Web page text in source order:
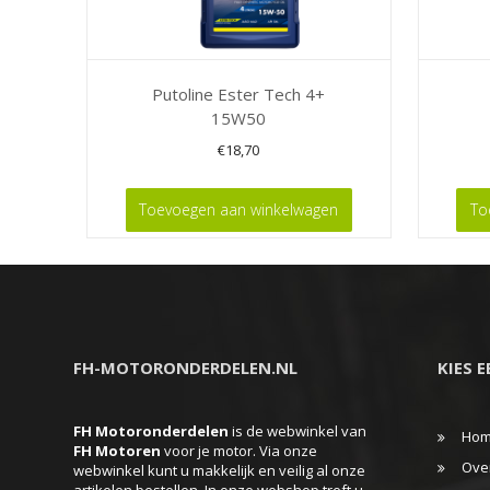
Putoline Ester Tech 4+
15W50
€18,70
Toevoegen aan winkelwagen
FH-MOTORONDERDELEN.NL
FH Motoronderdelen is de webwinkel van
FH Motoren voor je motor. Via onze
webwinkel kunt u makkelijk en veilig al onze
KIES